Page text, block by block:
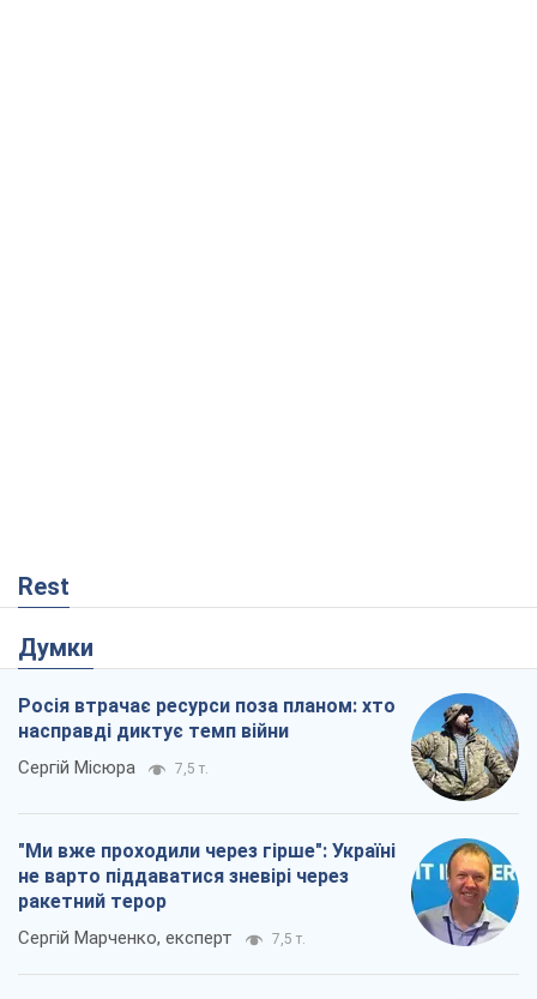
Rest
Думки
Росія втрачає ресурси поза планом: хто
насправді диктує темп війни
Сергій Місюра 7,5 т.
"Ми вже проходили через гірше": Україні
не варто піддаватися зневірі через
ракетний терор
Сергій Марченко, експерт 7,5 т.